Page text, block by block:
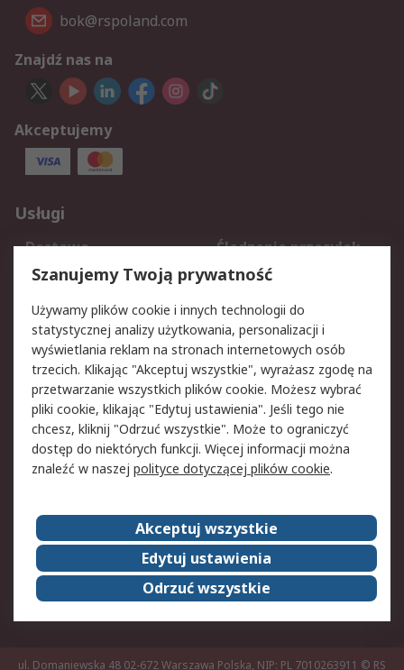
bok@rspoland.com
Znajdź nas na
Akceptujemy
Usługi
Dostawa
Śledzenie przesyłek
Reklamacje i zwroty
Rejestracja
Aspekty prawne
Bezpieczeństwo e-
maila
Polityka dotycząca
plików cookie
Polityka prywatności
Użytkowanie witryny
Zastrzeżenia prawne
Warunki Sprzedaży
Kontakt
O firmie RS
RS na świecie
Kariera
Nagrody dla RS
ESG
ul. Domaniewska 48 02-672 Warszawa Polska, NIP: PL 7010263911 © RS
Szanujemy Twoją prywatność
Używamy plików cookie i innych technologii do
statystycznej analizy użytkowania, personalizacji i
wyświetlania reklam na stronach internetowych osób
trzecich. Klikając "Akceptuj wszystkie", wyrażasz zgodę na
przetwarzanie wszystkich plików cookie. Możesz wybrać
pliki cookie, klikając "Edytuj ustawienia". Jeśli tego nie
chcesz, kliknij "Odrzuć wszystkie". Może to ograniczyć
dostęp do niektórych funkcji. Więcej informacji można
znaleźć w naszej polityce dotyczącej plików cookie.
Akceptuj wszystkie
Edytuj ustawienia
Odrzuć wszystkie